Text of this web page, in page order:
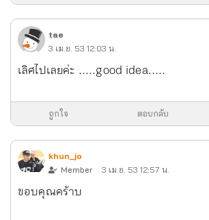
tae
3 เม.ย. 53 12:03 น.
เลิศไปเลยค่ะ .....good idea.....
ถูกใจ ตอบกลับ
khun_jo
Member
3 เม.ย. 53 12:57 น.
ขอบคุณคร้าบ